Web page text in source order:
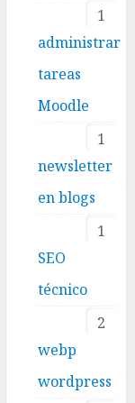
1
administrar
tareas
Moodle
1
newsletter
en blogs
1
SEO
técnico
2
webp
wordpress